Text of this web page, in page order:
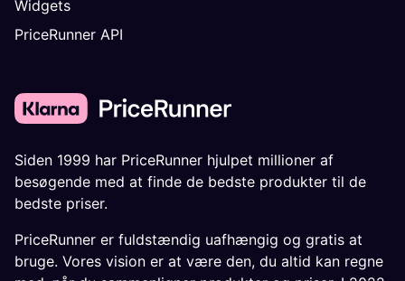
Widgets
PriceRunner API
Siden 1999 har PriceRunner hjulpet millioner af
besøgende med at finde de bedste produkter til de
bedste priser.
PriceRunner er fuldstændig uafhængig og gratis at
bruge. Vores vision er at være den, du altid kan regne